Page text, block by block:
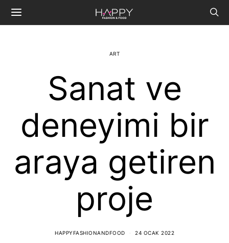
ART
Sanat ve
deneyimi bir
araya getiren
proje
HAPPYFASHIONANDFOOD 24 OCAK 2022